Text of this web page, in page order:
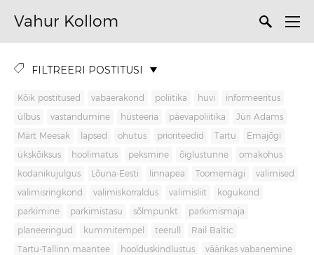
Vahur Kollom
FILTREERI POSTITUSI
Kõik postitused vabaerakond poliitika huvi informeeritus
ülbus vastandumine hüsteeria päevapoliitika Jüri Adams
Märt Meesak lapsed ohutus prioriteedid Tartu Emajõgi
ükskõiksus hoolimatus peksmine õiglustunne omakohus
kodanikujulgus Lõuna-Eesti linnapea Toomemägi valimised
valimisringkond valimiskorraldus valimisliit kogukond
parkimine parkimistasu sõlmpunkt parkimismaja
planeeringud kummitempel teerull Rail Baltic
Tartu-Tallinn maantee hoolduskindlustus väärikas vabanemine